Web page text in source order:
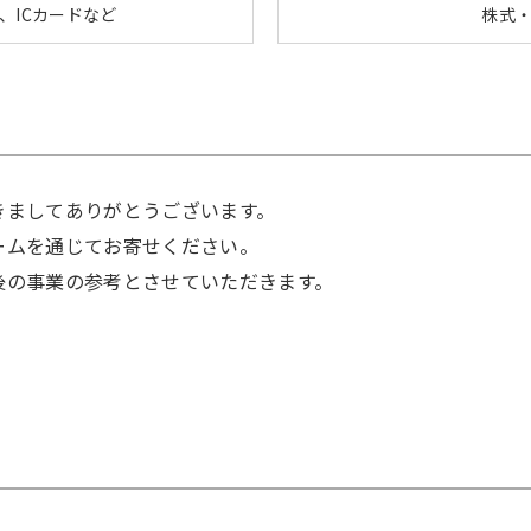
ICカードなど 株式
してありがとうございます。
を通じてお寄せください。
事業の参考とさせていただきます。